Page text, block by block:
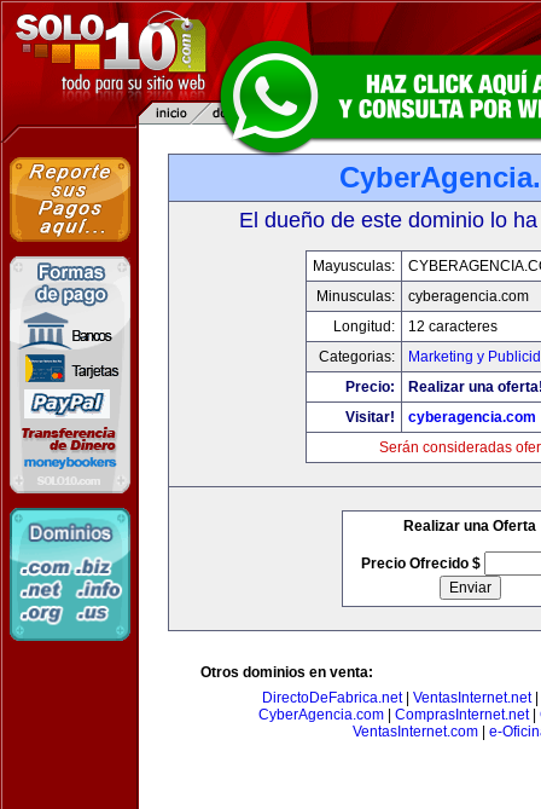
El dueño de este dominio lo
Mayusculas:
Minusculas:
cyberagencia.com
Longitud:
12 caracteres
Categorias:
Marketing y
Precio:
Realizar una
Visitar!
cyberagencia.com
Serán consideradas
Realizar una Oferta
Precio Ofrecido $
Otros dominios en venta:
DirectoDeFabrica.net| VentasInternet.net|
CyberAgencia.com| ComprasInternet.net|
VentasInternet.com
e-